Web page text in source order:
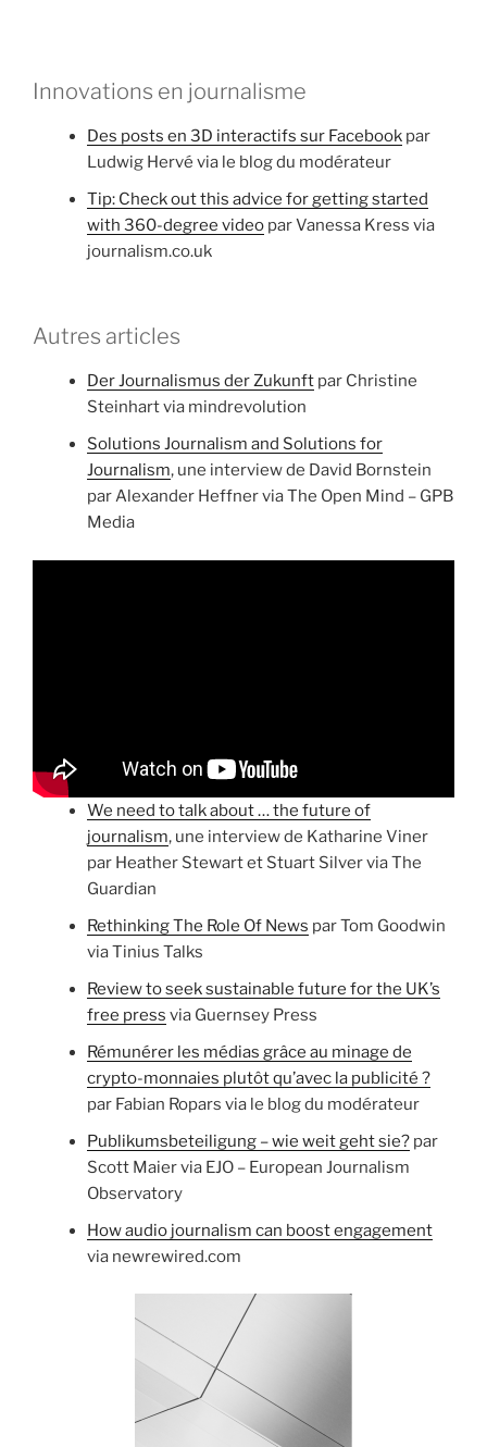
Innovations en journalisme
Des posts en 3D interactifs sur Facebook par
Ludwig Hervé via le blog du modérateur
Tip: Check out this advice for getting started
with 360-degree video par Vanessa Kress via
journalism.co.uk
Autres articles
Der Journalismus der Zukunft par Christine
Steinhart via mindrevolution
Solutions Journalism and Solutions for
Journalism, une interview de David Bornstein
par Alexander Heffner via The Open Mind – GPB
Media
We need to talk about … the future of
journalism, une interview de Katharine Viner
par Heather Stewart et Stuart Silver via The
Guardian
Rethinking The Role Of News par Tom Goodwin
via Tinius Talks
Review to seek sustainable future for the UK’s
free press via Guernsey Press
Rémunérer les médias grâce au minage de
crypto-monnaies plutôt qu’avec la publicité ?
par Fabian Ropars via le blog du modérateur
Publikumsbeteiligung – wie weit geht sie? par
Scott Maier via EJO – European Journalism
Observatory
How audio journalism can boost engagement
via newrewired.com